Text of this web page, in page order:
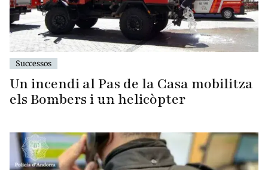
Successos
Un incendi al Pas de la Casa mobilitza
els Bombers i un helicòpter